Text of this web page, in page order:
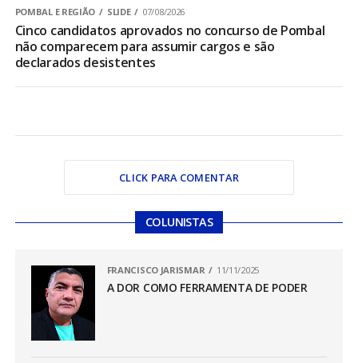
POMBAL E REGIÃO SLIDE 07/08/2026
Cinco candidatos aprovados no concurso de Pombal
não comparecem para assumir cargos e são
declarados desistentes
CLICK PARA COMENTAR
COLUNISTAS
FRANCISCO JARISMAR 11/11/2025
A DOR COMO FERRAMENTA DE PODER